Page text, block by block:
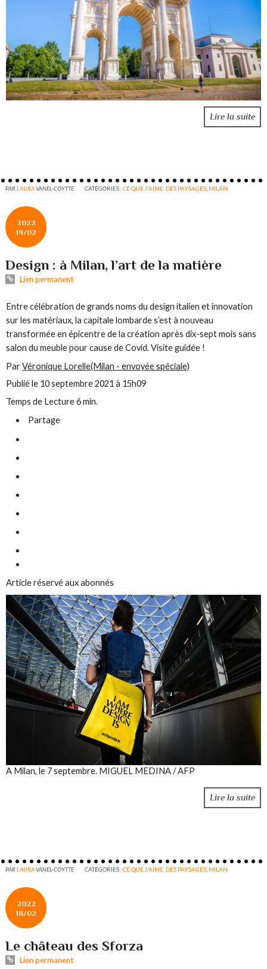
Lire la suite
PARLAURAVANEL-COYTTE CATÉGORIES :CE QUE J'AIME. DES PAYSAGES MILAN
2022
19/02
Design : à Milan, l’art de la matière
Lien permanent
Entre célébration de grands noms du design italien et innovation
sur les matériaux, la capitale lombarde s’est à nouveau
transformée en épicentre de la création après dix-sept mois sans
salon du meuble pour cause de Covid. Visite guidée !
ParVéronique Lorelle(Milan - envoyée spéciale)
Publié le 10 septembre 2021 à 15h09
Temps de Lecture 6 min.
Partage
Article réservé aux abonnés
A Milan, le 7 septembre. MIGUEL MEDINA / AFP
Lire la suite
PARLAURAVANEL-COYTTE CATÉGORIES :CE QUE J'AIME. DES PAYSAGES MILAN
2022
18/02
Le château des Sforza
Lien permanent